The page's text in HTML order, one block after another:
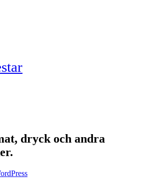
dryck och andra